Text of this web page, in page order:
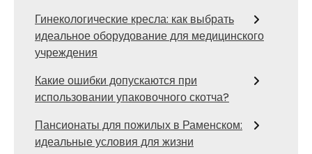
Гинекологические кресла: как выбрать
идеальное оборудование для медицинского
учреждения
Какие ошибки допускаются при
использовании упаковочного скотча?
Пансионаты для пожилых в Раменском:
идеальные условия для жизни